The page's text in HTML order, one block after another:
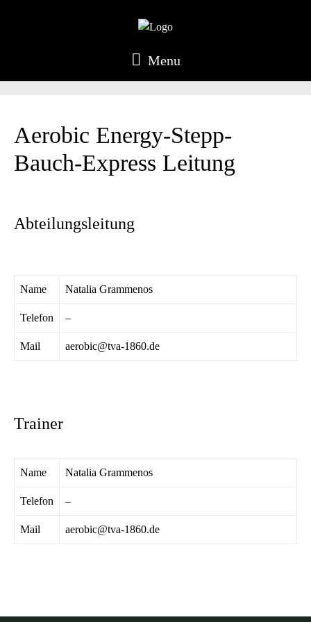
Menu
Aerobic Energy-Stepp-
Bauch-Express Leitung
Abteilungsleitung
Name Natalia Grammenos
Telefon –
Mail aerobic@tva-1860.de
Trainer
Name Natalia Grammenos
Telefon –
Mail aerobic@tva-1860.de